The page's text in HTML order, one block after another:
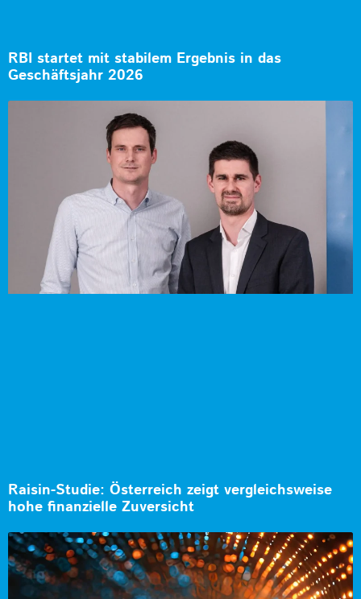
RBI startet mit stabilem Ergebnis in das
Geschäftsjahr 2026
Raisin-Studie: Österreich zeigt vergleichsweise
hohe finanzielle Zuversicht